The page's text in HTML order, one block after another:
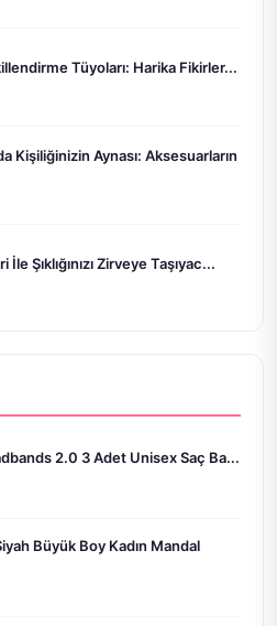
Tüyoları: Harika Fikirler...
Kişiliğinizin Aynası: Aksesuarların
İle Şıklığınızı Zirveye Taşıyac...
2.0 3 Adet Unisex Saç Ba...
Büyük Boy Kadın Mandal